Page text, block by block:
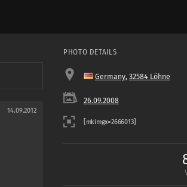
14.09.2012
PHOTO DETAILS
Germany, 32584 Löhne
26.09.2008